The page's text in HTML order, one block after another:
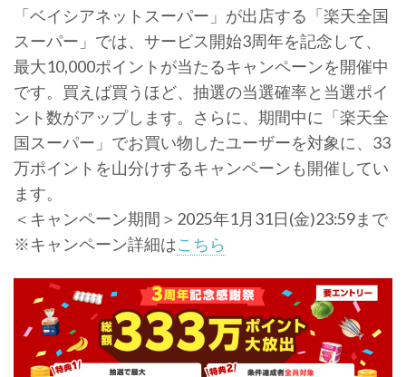
「ベイシアネットスーパー」が出店する「楽天全国
スーパー」では、サービス開始3周年を記念して、
最大10,000ポイントが当たるキャンペーンを開催中
です。買えば買うほど、抽選の当選確率と当選ポイ
ント数がアップします。さらに、期間中に「楽天全
国スーパー」でお買い物したユーザーを対象に、33
万ポイントを山分けするキャンペーンも開催してい
ます。
＜キャンペーン期間＞2025年1月31日(金)23:59まで
※キャンペーン詳細はこちら